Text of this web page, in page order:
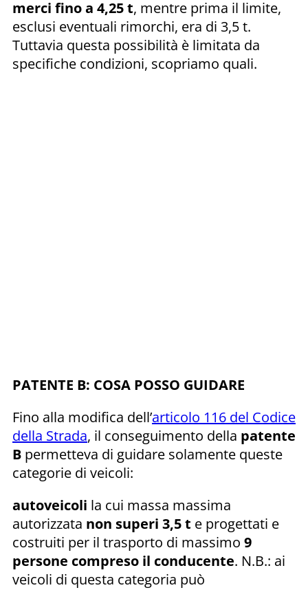
merci fino a 4,25 t, mentre prima il limite,
esclusi eventuali rimorchi, era di 3,5 t.
Tuttavia questa possibilità è limitata da
specifiche condizioni, scopriamo quali.
PATENTE B: COSA POSSO GUIDARE
Fino alla modifica dell’articolo 116 del Codice
della Strada, il conseguimento della patente
B permetteva di guidare solamente queste
categorie di veicoli:
autoveicoli la cui massa massima
autorizzata non superi 3,5 t e progettati e
costruiti per il trasporto di massimo 9
persone compreso il conducente. N.B.: ai
veicoli di questa categoria può